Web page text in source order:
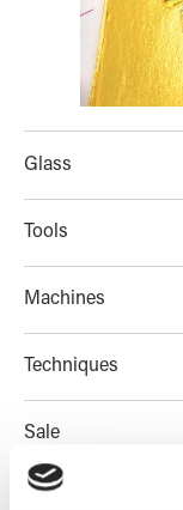
Glass
Tools
Machines
Techniques
Sale